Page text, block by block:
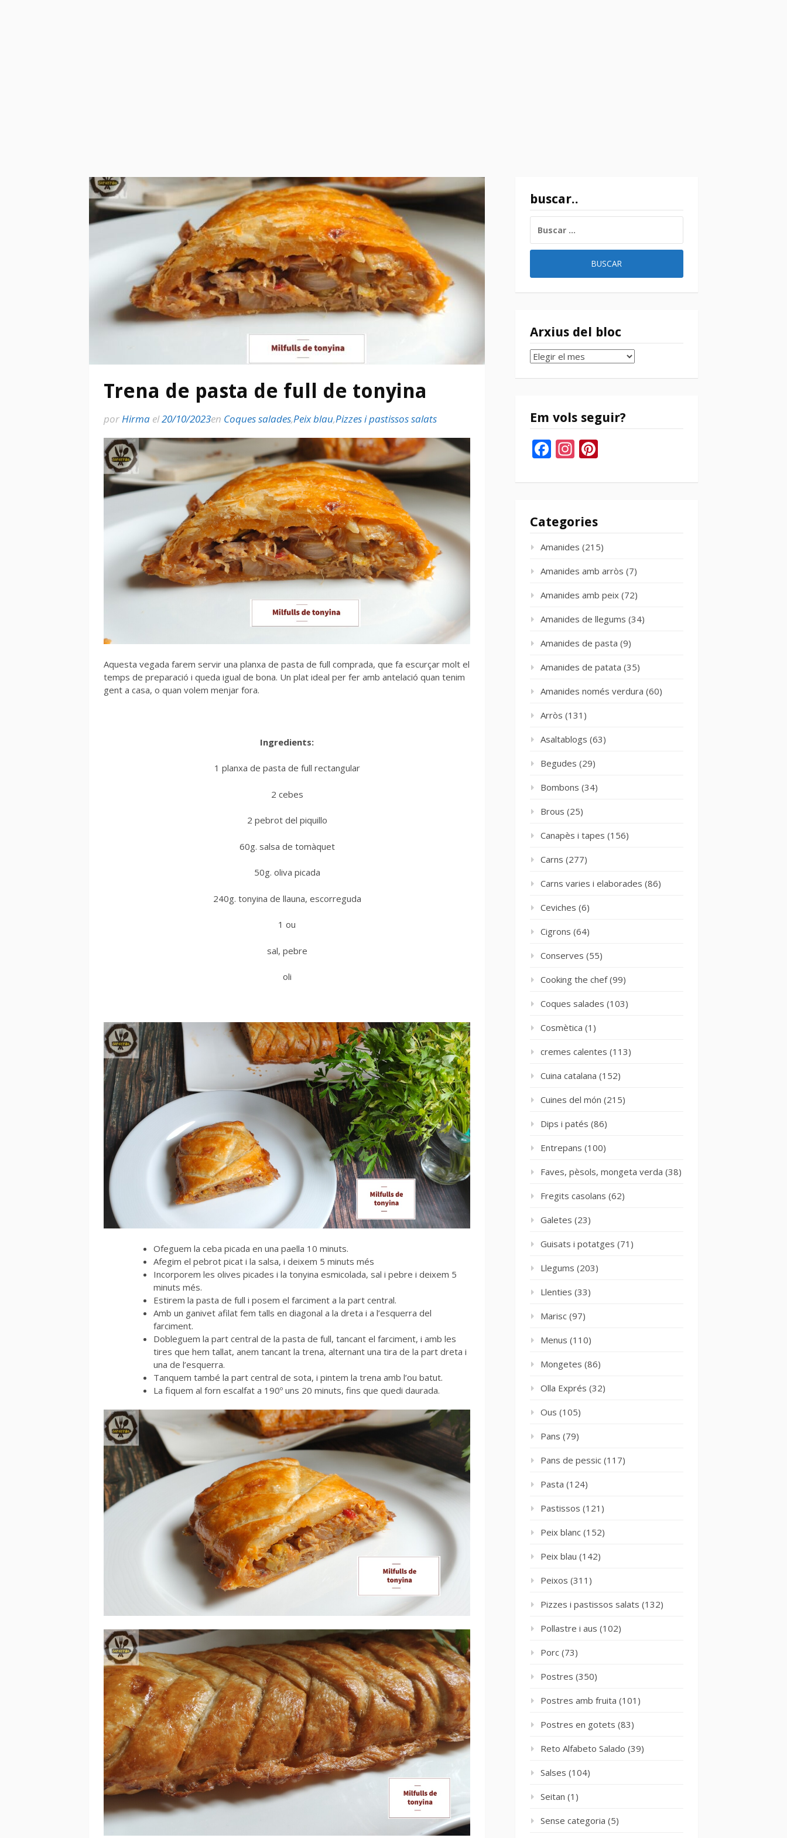
Trena de pasta de full de tonyina
porHirma el20/10/2023en Coques salades,Peix blau,Pizzes i pastissos salats
Aquesta vegada farem servir una planxa de pasta de full comprada, que fa escurçar molt el
temps de preparació i queda igual de bona. Un plat ideal per fer amb antelació quan tenim
gent a casa, o quan volem menjar fora.
Ingredients:
1 planxa de pasta de full rectangular
2 cebes
2 pebrot del piquillo
60g. salsa de tomàquet
50g. oliva picada
240g. tonyina de llauna, escorreguda
1 ou
sal, pebre
oli
Ofeguem la ceba picada en una paella 10 minuts.
Afegim el pebrot picat i la salsa, i deixem 5 minuts més
Incorporem les olives picades i la tonyina esmicolada, sal i pebre i deixem 5
minuts més.
Estirem la pasta de full i posem el farciment a la part central.
Amb un ganivet afilat fem talls en diagonal a la dreta i a l’esquerra del
farciment.
Dobleguem la part central de la pasta de full, tancant el farciment, i amb les
tires que hem tallat, anem tancant la trena, alternant una tira de la part dreta i
una de l’esquerra.
Tanquem també la part central de sota, i pintem la trena amb l’ou batut.
La fiquem al forn escalfat a 190º uns 20 minuts, fins que quedi daurada.
buscar..
Arxius del bloc
Arxius
bloc
Em vols seguir?
Facebook
Instagram
Categories
Amanides (215)
Amanides amb arròs (7)
Amanides amb peix (72)
Amanides de llegums (34)
Amanides de pasta (9)
Amanides de patata (35)
Amanides només verdura (60)
Arròs (131)
Asaltablogs (63)
Begudes (29)
Bombons (34)
Brous (25)
Canapès i tapes (156)
Carns (277)
Carns varies i elaborades (86)
Ceviches (6)
Cigrons (64)
Conserves (55)
Cooking the chef(99)
Coques salades (103)
Cosmètica (1)
cremes calentes (113)
Cuina catalana (152)
Cuines del món (215)
Dips i patés (86)
Entrepans (100)
Faves, pèsols, mongeta verda (38)
Fregits casolans (62)
Galetes (23)
Guisats i potatges (71)
Llegums (203)
Llenties (33)
Marisc (97)
Menus (110)
Mongetes (86)
Olla Exprés (32)
Ous (105)
Pans (79)
Pans de pessic (117)
Pasta (124)
Pastissos (121)
Peix blanc (152)
Peix blau (142)
Peixos (311)
Pizzes i pastissos salats (132)
Pollastre i aus (102)
Porc (73)
Postres (350)
Postres amb fruita (101)
Postres en gotets (83)
Reto Alfabeto Salado (39)
Salses (104)
Seitan (1)
Sense categoria (5)